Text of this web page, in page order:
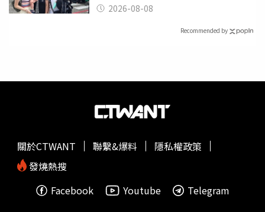
2026-08-08
Recommended by
關於CTWANT 聯繫&爆料
隱私權政策
發燒熱搜
Facebook
Youtube Telegram